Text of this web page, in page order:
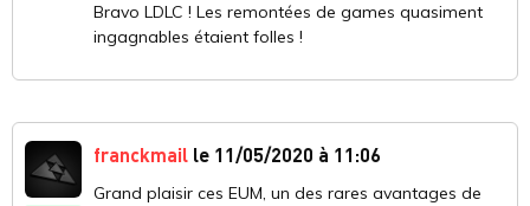
Bravo LDLC ! Les remontées de games quasiment
ingagnables étaient folles !
franckmail le 11/05/2020 à 11:06
Grand plaisir ces EUM, un des rares avantages de